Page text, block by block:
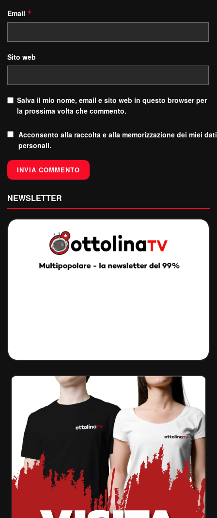
Email *
Sito web
Salva il mio nome, email e sito web in questo browser per
la prossima volta che commento.
Acconsento alla raccolta e alla memorizzazione dei miei dati
personali.
NEWSLETTER